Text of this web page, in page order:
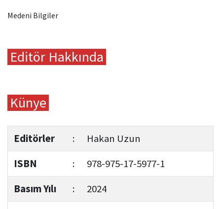
Medeni Bilgiler
Editör Hakkında
Künye
Editörler :
Hakan Uzun
ISBN
:
978-975-17-5977-1
Basım Yılı
:
2024